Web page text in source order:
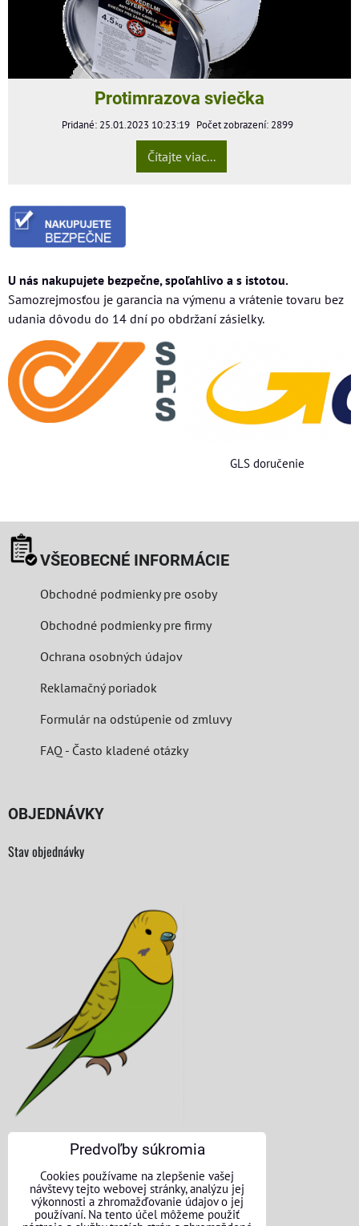
Protimrazova sviečka
Pridané: 25.01.2023 10:23:19 Počet zobrazení: 2899
Čítajte viac...
U nás nakupujete bezpečne, spoľahlivo a s istotou.
Samozrejmosťou je garancia na výmenu a vrátenie tovaru bez
udania dôvodu do 14 dní po obdržaní zásielky.
GLS doručenie
VŠEOBECNÉ INFORMÁCIE
Obchodné podmienky pre osoby
Obchodné podmienky pre firmy
Ochrana osobných údajov
Reklamačný poriadok
Formulár na odstúpenie od zmluvy
FAQ - Často kladené otázky
OBJEDNÁVKY
Stav objednávky
KONTAKTNÉ ÚDAJE
O nás
Predvoľby súkromia
Cookies používame na zlepšenie vašej
návštevy tejto webovej stránky, analýzu jej
výkonnosti a zhromažďovanie údajov o jej
používaní. Na tento účel môžeme použiť